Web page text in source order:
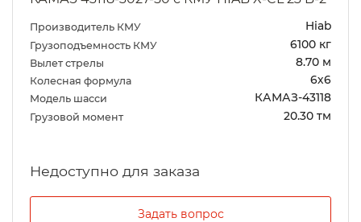
Производитель КМУ Hiab
Грузоподъемность КМУ 6100 кг
Вылет стрелы 8.70 м
Колесная формула 6х6
Модель шасси КАМАЗ-43118
Грузовой момент 20.30 тм
Задать вопрос